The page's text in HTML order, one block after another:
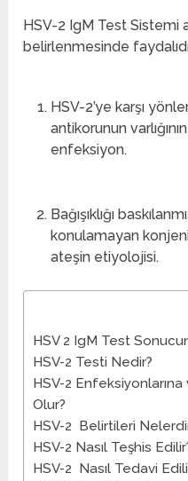
HSV-2 IgM Test Sistemi
belirlenmesinde
HSV-2’ye karşı
antikorunun
enfeksiyon.
Bağışıklığı
konulamayan
ateşin etiyolojisi.
HSV 2 IgM Test
HSV-2 Testi Nedir?
HSV-2
Olur?
HSV-2 Belirtileri
HSV-2 Nasıl Teşhis
HSV-2 Nasıl Tedavi